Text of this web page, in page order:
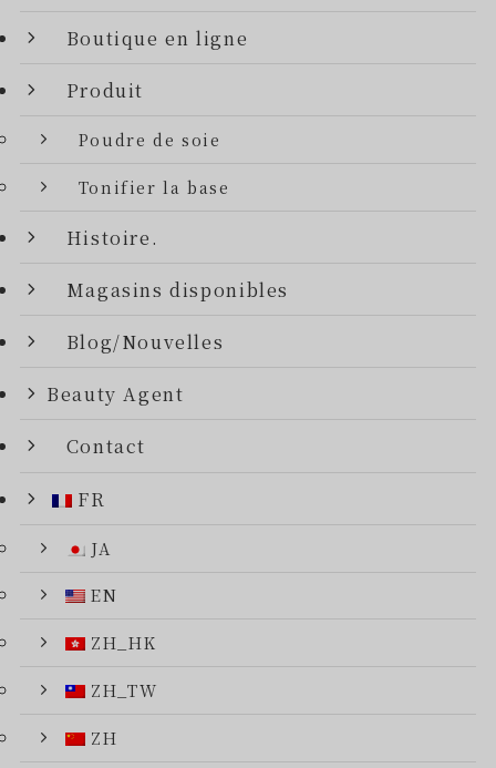
Boutique en ligne
Produit
Poudre de soie
Tonifier la base
Histoire.
Magasins disponibles
Blog/Nouvelles
Beauty Agent
Contact
FR
JA
EN
ZH_HK
ZH_TW
ZH